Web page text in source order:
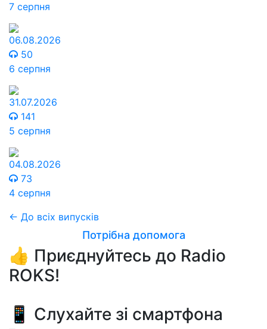
7 серпня
06.08.2026
50
6 серпня
31.07.2026
141
5 серпня
04.08.2026
73
4 серпня
← До всіх випусків
Потрібна допомога
👍 Приєднуйтесь до Radio
ROKS!
📱 Слухайте зі смартфона